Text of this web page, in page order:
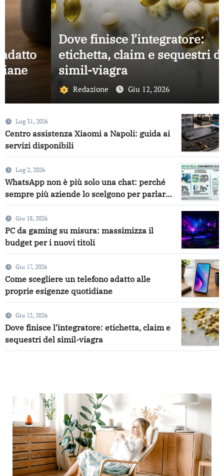
Dove finisce l’integratore:
etichetta, claim e sequestri del
simil-viagra
Redazione Giu 12, 2026
Lug 31, 2026
Centro assistenza Xiaomi a Napoli: guida ai
servizi disponibili
Lug 2, 2026
WhatsApp non è più solo una chat: perché
sempre più aziende lo scelgono per parlare
con i clienti
Giu 18, 2026
PC da gaming su misura: massimizza il
budget per i nuovi titoli
Giu 17, 2026
Come scegliere un telefono adatto alle
proprie esigenze quotidiane
Giu 12, 2026
Dove finisce l’integratore: etichetta, claim e
sequestri del simil-viagra